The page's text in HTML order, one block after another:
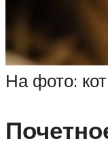
На фото: